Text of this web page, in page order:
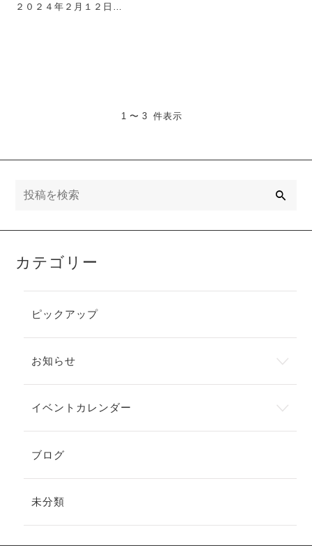
２０２４年２月１２日
1 〜 3 件表示
カテゴリー
ピックアップ
お知らせ
イベントカレンダー
ブログ
未分類